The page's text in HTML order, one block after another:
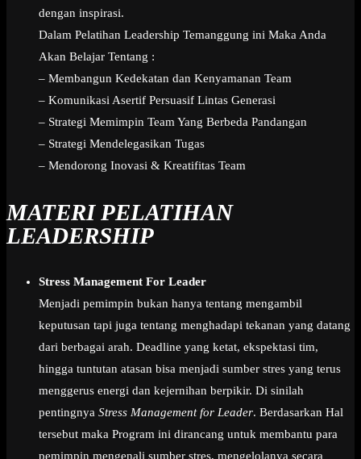
dengan inspirasi.
Dalam Pelatihan Leadership Temanggung ini Maka Anda
Akan Belajar Tentang :
– Membangun Kedekatan dan Kenyamanan Team
– Komunikasi Asertif Persuasif Lintas Generasi
– Strategi Memimpin Team Yang Berbeda Pandangan
– Strategi Mendelegasikan Tugas
– Mendorong Inovasi & Kreatifitas Team
MATERI PELATIHAN
LEADERSHIP
Stress Management For Leader
Menjadi pemimpin bukan hanya tentang mengambil
keputusan tapi juga tentang menghadapi tekanan yang datang
dari berbagai arah. Deadline yang ketat, ekspektasi tim,
hingga tuntutan atasan bisa menjadi sumber stres yang terus
menggerus energi dan kejernihan berpikir. Di sinilah
pentingnya Stress Management for Leader. Berdasarkan Hal
tersebut maka Program ini dirancang untuk membantu para
pemimpin mengenali sumber stres, mengelolanya secara